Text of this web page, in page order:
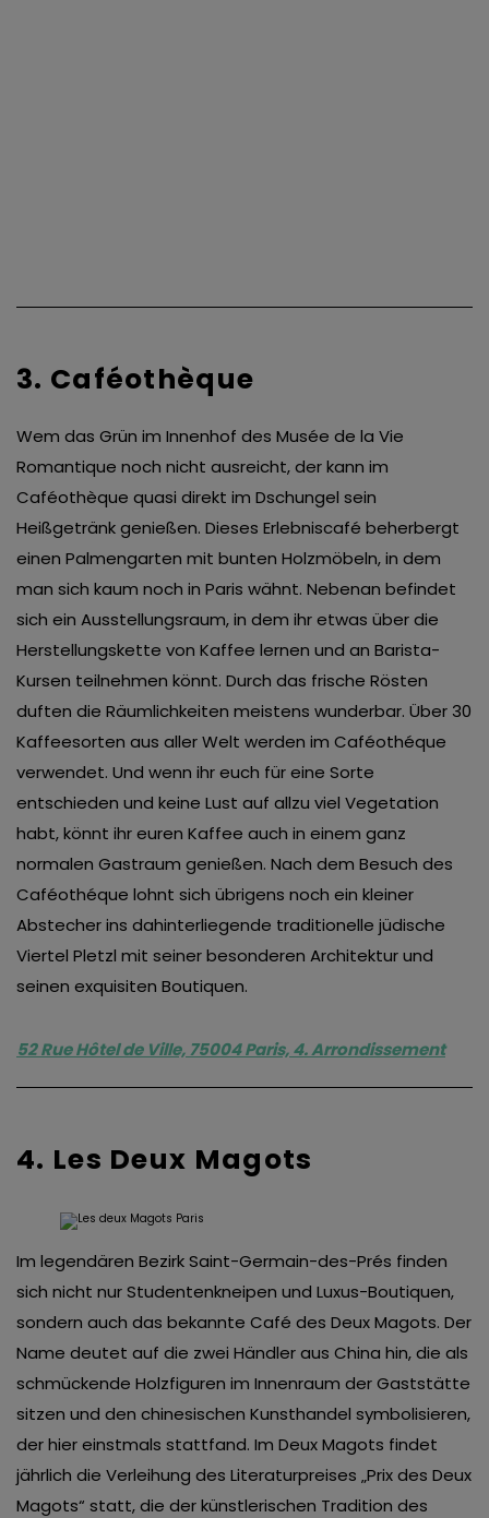
3. Caféothèque
Wem das Grün im Innenhof des Musée de la Vie
Romantique noch nicht ausreicht, der kann im
Caféothèque quasi direkt im Dschungel sein
Heißgetränk genießen. Dieses Erlebniscafé beherbergt
einen Palmengarten mit bunten Holzmöbeln, in dem
man sich kaum noch in Paris wähnt. Nebenan befindet
sich ein Ausstellungsraum, in dem ihr etwas über die
Herstellungskette von Kaffee lernen und an Barista-
Kursen teilnehmen könnt. Durch das frische Rösten
duften die Räumlichkeiten meistens wunderbar. Über 30
Kaffeesorten aus aller Welt werden im Caféothéque
verwendet. Und wenn ihr euch für eine Sorte
entschieden und keine Lust auf allzu viel Vegetation
habt, könnt ihr euren Kaffee auch in einem ganz
normalen Gastraum genießen. Nach dem Besuch des
Caféothéque lohnt sich übrigens noch ein kleiner
Abstecher ins dahinterliegende traditionelle jüdische
Viertel Pletzl mit seiner besonderen Architektur und
seinen exquisiten Boutiquen.
52 Rue Hôtel de Ville, 75004 Paris, 4. Arrondissement
4. Les Deux Magots
Im legendären Bezirk Saint-Germain-des-Prés finden
sich nicht nur Studentenkneipen und Luxus-Boutiquen,
sondern auch das bekannte Café des Deux Magots. Der
Name deutet auf die zwei Händler aus China hin, die als
schmückende Holzfiguren im Innenraum der Gaststätte
sitzen und den chinesischen Kunsthandel symbolisieren,
der hier einstmals stattfand. Im Deux Magots findet
jährlich die Verleihung des Literaturpreises „Prix des Deux
Magots“ statt, die der künstlerischen Tradition des